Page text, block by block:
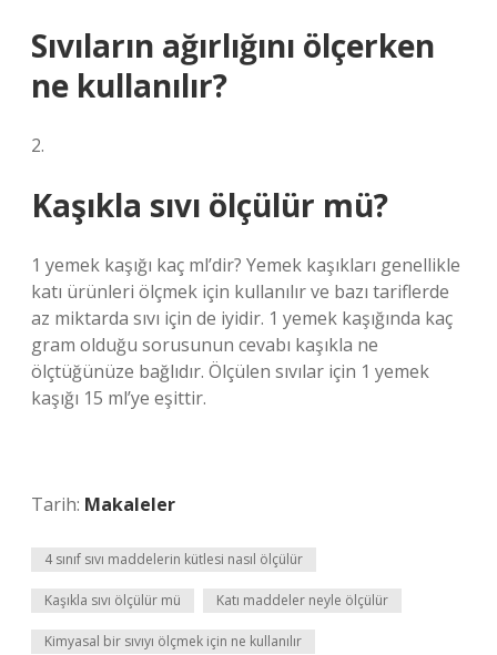
Sıvıların ağırlığını ölçerken
ne kullanılır?
2.
Kaşıkla sıvı ölçülür mü?
1 yemek kaşığı kaç ml’dir? Yemek kaşıkları genellikle
katı ürünleri ölçmek için kullanılır ve bazı tariflerde
az miktarda sıvı için de iyidir. 1 yemek kaşığında kaç
gram olduğu sorusunun cevabı kaşıkla ne
ölçtüğünüze bağlıdır. Ölçülen sıvılar için 1 yemek
kaşığı 15 ml’ye eşittir.
Tarih: Makaleler
4 sınıf sıvı maddelerin kütlesi nasıl ölçülür
Kaşıkla sıvı ölçülür mü Katı maddeler neyle ölçülür
Kimyasal bir sıvıyı ölçmek için ne kullanılır